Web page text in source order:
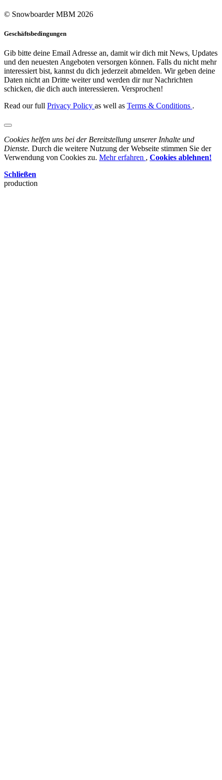
© Snowboarder MBM 2026
Geschäftsbedingungen
Gib bitte deine Email Adresse an, damit wir dich mit News, Updates
und den neuesten Angeboten versorgen können. Falls du nicht mehr
interessiert bist, kannst du dich jederzeit abmelden. Wir geben deine
Daten nicht an Dritte weiter und werden dir nur Nachrichten
schicken, die dich auch interessieren. Versprochen!
Read our full Privacy Policy as well as Terms & Conditions .
Cookies helfen uns bei der Bereitstellung unserer Inhalte und
Dienste. Durch die weitere Nutzung der Webseite stimmen Sie der
Verwendung von Cookies zu. Mehr erfahren , Cookies ablehnen!
Schließen
production